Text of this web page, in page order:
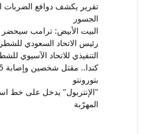
تقرير يكشف دوافع الضربات
الجسور
البيت الأبيض: ترامب سيحضر
رئيس الاتحاد السعودي
التنفيذي للاتحاد الآسيوي
بتورونتو
"الإنتربول" يدخل على خط
المهرّبة